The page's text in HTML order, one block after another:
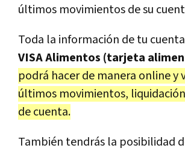
últimos movimientos de su
Toda la información de tu
VISA Alimentos (tarjeta
podrá hacer de manera online y
últimos movimientos,
de cuenta.
También tendrás la posibilidad